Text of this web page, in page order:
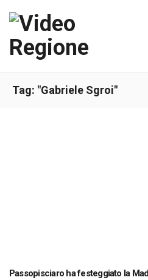
Tag: "Gabriele Sgroi"
Passopisciaro ha festeggiato la